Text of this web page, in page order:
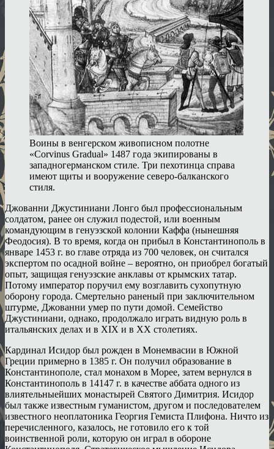
Воины в венгерском живописном полотне
«Corvinus Gradual» 1487 года экипированы в
западногерманском стиле. Три пехотинца справа
имеют щиты и вооружение северо-балканского
стиля.
Джованни Джустиниани Лонго был профессиональным
солдатом, ранее он служил подестой, или военным
командующим в генуэзской колонии Каффа (нынешняя
Феодосия). В то время, когда он прибыл в Константинополь в
январе 1453 г. во главе отряда из 700 человек, он считался
экспертом по осадной войне – вероятно, он приобрел богатый
опыт, защищая генуэзские анклавы от крымских татар.
Потому император поручил ему возглавить сухопутную
оборону города. Смертельно раненый при заключительном
штурме, Джованни умер по пути домой. Семейство
Джустиниани, однако, продолжало играть видную роль в
итальянских делах и в XIX и в XX столетиях.
Кардинал Исидор был рожден в Монемвасии в Южной
Греции примерно в 1385 г. Он получил образование в
Константинополе, стал монахом в Морее, затем вернулся в
Константинополь в 14147 г. в качестве аббата одного из
влиятельныейших монастырей Святого Димитрия. Исидор
был также известным гуманистом, другом и последователем
известного неоплатоника Георгия Гемиста Плифона. Ничто из
перечисленного, казалось, не готовило его к той
воинственной роли, которую он играл в обороне